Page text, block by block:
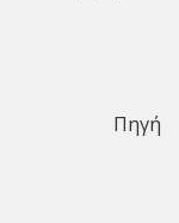
Πηγή